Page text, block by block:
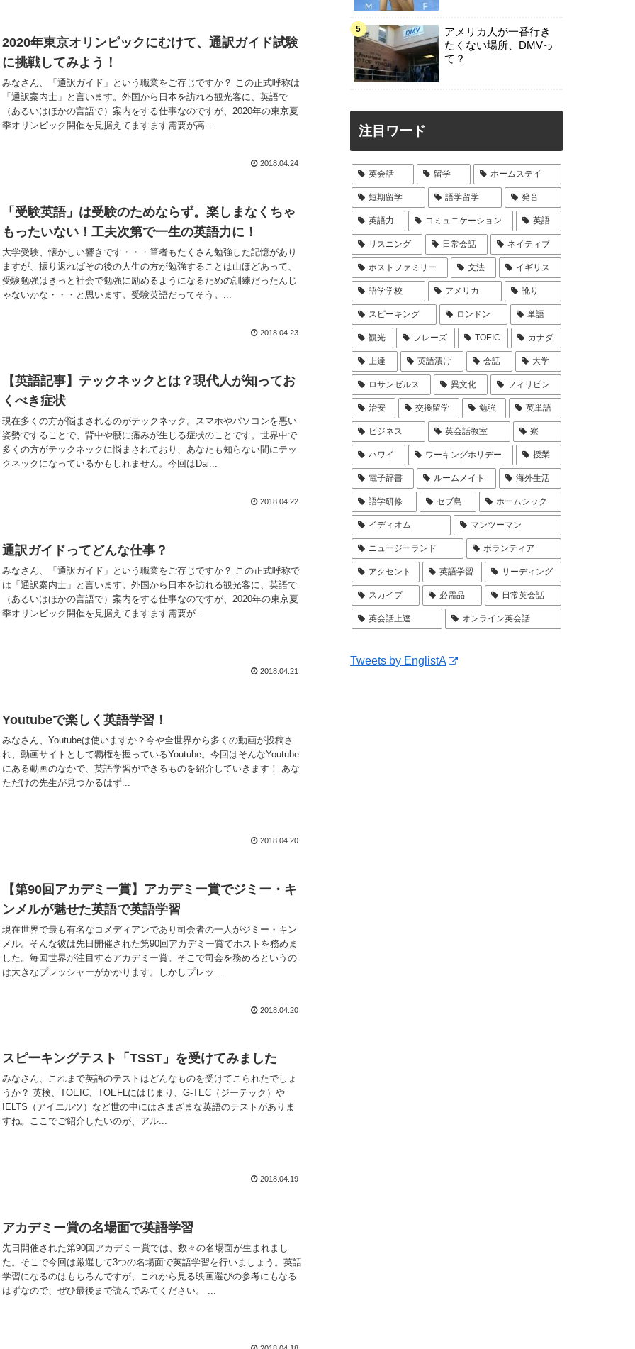
2020年東京オリンピックにむけて、通訳ガイド試験
に挑戦してみよう！
みなさん、「通訳ガイド」という職業をご存じですか？ この正式呼称は
「通訳案内士」と言います。外国から日本を訪れる観光客に、英語で
（あるいはほかの言語で）案内をする仕事なのですが、2020年の東京夏
季オリンピック開催を見据えてますます需要が高...
2018.04.24
「受験英語」は受験のためならず。楽しまなくちゃ
もったいない！工夫次第で一生の英語力に！
大学受験、懐かしい響きです・・・筆者もたくさん勉強した記憶があり
ますが、振り返ればその後の人生の方が勉強することは山ほどあって、
受験勉強はきっと社会で勉強に励めるようになるための訓練だったんじ
ゃないかな・・・と思います。受験英語だってそう。...
2018.04.23
【英語記事】テックネックとは？現代人が知ってお
くべき症状
現在多くの方が悩まされるのがテックネック。スマホやパソコンを悪い
姿勢ですることで、背中や腰に痛みが生じる症状のことです。世界中で
多くの方がテックネックに悩まされており、あなたも知らない間にテッ
クネックになっているかもしれません。今回はDai...
2018.04.22
通訳ガイドってどんな仕事？
みなさん、「通訳ガイド」という職業をご存じですか？ この正式呼称で
は「通訳案内士」と言います。外国から日本を訪れる観光客に、英語で
（あるいはほかの言語で）案内をする仕事なのですが、2020年の東京夏
季オリンピック開催を見据えてますます需要が...
2018.04.21
Youtubeで楽しく英語学習！
みなさん、Youtubeは使いますか？今や全世界から多くの動画が投稿さ
れ、動画サイトとして覇権を握っているYoutube。今回はそんなYoutube
にある動画のなかで、英語学習ができるものを紹介していきます！ あな
ただけの先生が見つかるはず...
2018.04.20
【第90回アカデミー賞】アカデミー賞でジミー・キ
ンメルが魅せた英語で英語学習
現在世界で最も有名なコメディアンであり司会者の一人がジミー・キン
メル。そんな彼は先日開催された第90回アカデミー賞でホストを務めま
した。毎回世界が注目するアカデミー賞。そこで司会を務めるというの
は大きなプレッシャーがかかります。しかしプレッ...
2018.04.20
スピーキングテスト「TSST」を受けてみました
みなさん、これまで英語のテストはどんなものを受けてこられたでしょ
うか？ 英検、TOEIC、TOEFLにはじまり、G-TEC（ジーテック）や
IELTS（アイエルツ）など世の中にはさまざまな英語のテストがありま
すね。ここでご紹介したいのが、アル...
2018.04.19
アカデミー賞の名場面で英語学習
先日開催された第90回アカデミー賞では、数々の名場面が生まれまし
た。そこで今回は厳選して3つの名場面で英語学習を行いましょう。英語
学習になるのはもちろんですが、これから見る映画選びの参考にもなる
はずなので、ぜひ最後まで読んでみてください。 ...
アメリカ人が一番行き
たくない場所、DMVっ
て？
注目ワード
英会話 留学 ホームステイ
短期留学 語学留学 発音
英語力 コミュニケーション 英語
リスニング 日常会話 ネイティブ
ホストファミリー 文法 イギリス
語学学校 アメリカ 訛り
スピーキング ロンドン 単語
観光 フレーズ TOEIC カナダ
上達 英語漬け 会話 大学
ロサンゼルス 異文化 フィリピン
治安 交換留学 勉強 英単語
ビジネス 英会話教室 寮
ハワイ ワーキングホリデー 授業
電子辞書 ルームメイト 海外生活
語学研修 セブ島 ホームシック
イディオム マンツーマン
ニュージーランド ボランティア
アクセント 英語学習 リーディング
スカイプ 必需品 日常英会話
英会話上達 オンライン英会話
Tweets by EnglistA